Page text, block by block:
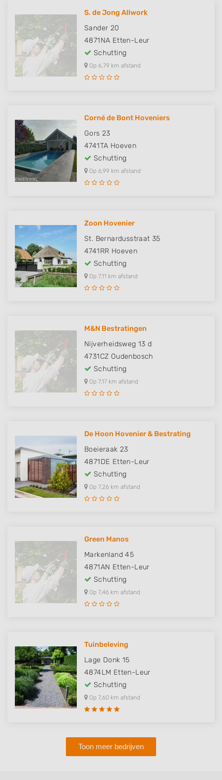
S. de Jong Allwork
Sander 20
4871NA Etten-Leur
Schutting
Op 6,79 km afstand
Corné de Bont Hoveniers
Gors 23
4741TA Hoeven
Schutting
Op 6,99 km afstand
Zoon Hovenier
St. Bernardusstraat 35
4741RR Hoeven
Schutting
Op 7,11 km afstand
M&N Bestratingen
Nijverheidsweg 13 d
4731CZ Oudenbosch
Schutting
Op 7,17 km afstand
De Hoon Hovenier & Bestrating
Boeieraak 23
4871DE Etten-Leur
Schutting
Op 7,26 km afstand
Green Manos
Markenland 45
4871AN Etten-Leur
Schutting
Op 7,46 km afstand
Tuinbeleving
Lage Donk 15
4874LM Etten-Leur
Schutting
Op 7,60 km afstand
Toon meer bedrijven